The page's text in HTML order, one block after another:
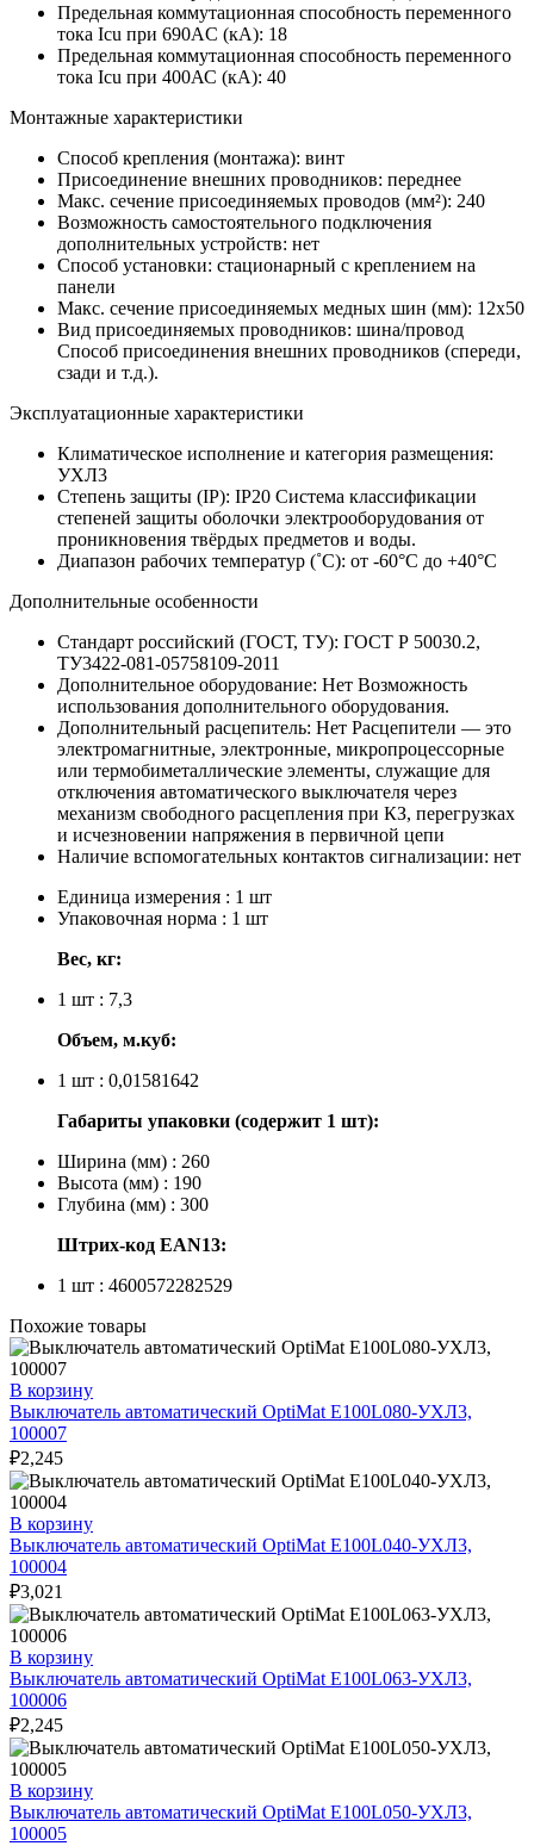
Предельная коммутационная способность переменного
тока Icu при 690AC (кА): 18
Предельная коммутационная способность переменного
тока Icu при 400АС (кА): 40
Монтажные характеристики
Способ крепления (монтажа): винт
Присоединение внешних проводников: переднее
Макс. сечение присоединяемых проводов (мм²): 240
Возможность самостоятельного подключения
дополнительных устройств: нет
Способ установки: стационарный с креплением на
панели
Макс. сечение присоединяемых медных шин (мм): 12х50
Вид присоединяемых проводников: шина/провод
Способ присоединения внешних проводников (спереди,
сзади и т.д.).
Эксплуатационные характеристики
Климатическое исполнение и категория размещения:
УХЛ3
Степень защиты (IP): IP20 Система классификации
степеней защиты оболочки электрооборудования от
проникновения твёрдых предметов и воды.
Диапазон рабочих температур (˚С): от -60°С до +40°С
Дополнительные особенности
Стандарт российский (ГОСТ, ТУ): ГОСТ Р 50030.2,
ТУ3422-081-05758109-2011
Дополнительное оборудование: Нет Возможность
использования дополнительного оборудования.
Дополнительный расцепитель: Нет Расцепители — это
электромагнитные, электронные, микропроцессорные
или термобиметаллические элементы, служащие для
отключения автоматического выключателя через
механизм свободного расцепления при КЗ, перегрузках
и исчезновении напряжения в первичной цепи
Наличие вспомогательных контактов сигнализации: нет
Единица измерения : 1 шт
Упаковочная норма : 1 шт
Вес, кг:
1 шт : 7,3
Объем, м.куб:
1 шт : 0,01581642
Габариты упаковки (содержит 1 шт):
Ширина (мм) : 260
Высота (мм) : 190
Глубина (мм) : 300
Штрих-код EAN13:
1 шт : 4600572282529
Похожие товары
В корзину
Выключатель автоматический OptiMat E100L080-УХЛ3,
100007
₽2,245
В корзину
Выключатель автоматический OptiMat E100L040-УХЛ3,
100004
₽3,021
В корзину
Выключатель автоматический OptiMat E100L063-УХЛ3,
100006
₽2,245
В корзину
Выключатель автоматический OptiMat E100L050-УХЛ3,
100005